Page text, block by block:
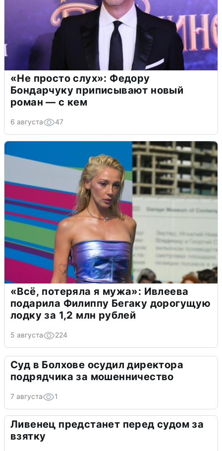
«Не просто слух»: Федору
Бондарчуку приписывают новый
роман — с кем
6 августа 47
«Всё, потеряла я мужа»: Ивлеева
подарила Филиппу Бегаку дорогущую
лодку за 1,2 млн рублей
5 августа 224
Суд в Болхове осудил директора
подрядчика за мошенничество
7 августа 1
Ливенец предстанет перед судом за
взятку